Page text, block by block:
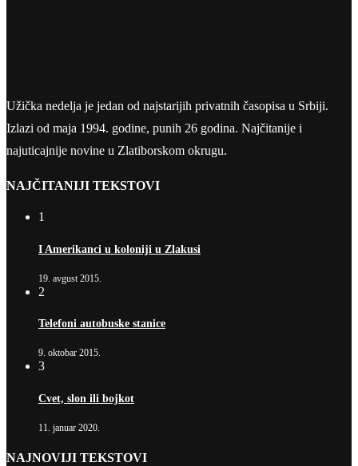
Užička nedelja je jedan od najstarijih privatnih časopisa u Srbiji.
Izlazi od maja 1994. godine, punih 26 godina. Najčitanije i
najuticajnije novine u Zlatiborskom okrugu.
NAJČITANIJI TEKSTOVI
1
I Amerikanci u koloniji u Zlakusi
19. avgust 2015.
2
Telefoni autobuske stanice
9. oktobar 2015.
3
Cvet, slon ili bojkot
11. januar 2020.
NAJNOVIJI TEKSTOVI